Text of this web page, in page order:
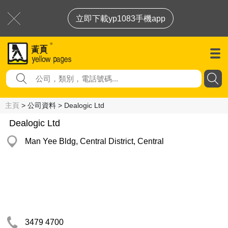
立即下載yp1083手機app
主頁 > 公司資料 > Dealogic Ltd
Dealogic Ltd
Man Yee Bldg, Central District, Central
3479 4700